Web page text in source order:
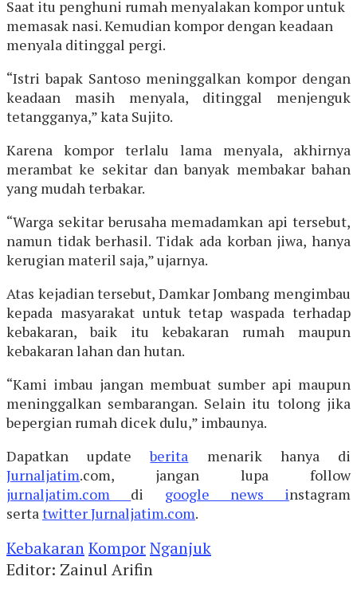
Saat itu penghuni rumah menyalakan kompor untuk
memasak nasi. Kemudian kompor dengan keadaan
menyala ditinggal pergi.
“Istri bapak Santoso meninggalkan kompor dengan
keadaan masih menyala, ditinggal menjenguk
tetangganya,” kata Sujito.
Karena kompor terlalu lama menyala, akhirnya
merambat ke sekitar dan banyak membakar bahan
yang mudah terbakar.
“Warga sekitar berusaha memadamkan api tersebut,
namun tidak berhasil. Tidak ada korban jiwa, hanya
kerugian materil saja,” ujarnya.
Atas kejadian tersebut, Damkar Jombang mengimbau
kepada masyarakat untuk tetap waspada terhadap
kebakaran, baik itu kebakaran rumah maupun
kebakaran lahan dan hutan.
“Kami imbau jangan membuat sumber api maupun
meninggalkan sembarangan. Selain itu tolong jika
bepergian rumah dicek dulu,” imbaunya.
Dapatkan updateberita menarik hanya di
Jurnaljatim.com, jangan lupa follow
jurnaljatim.com di google news instagram
serta twitterJurnaljatim.com.
KebakaranKomporNganjuk
Editor: Zainul Arifin